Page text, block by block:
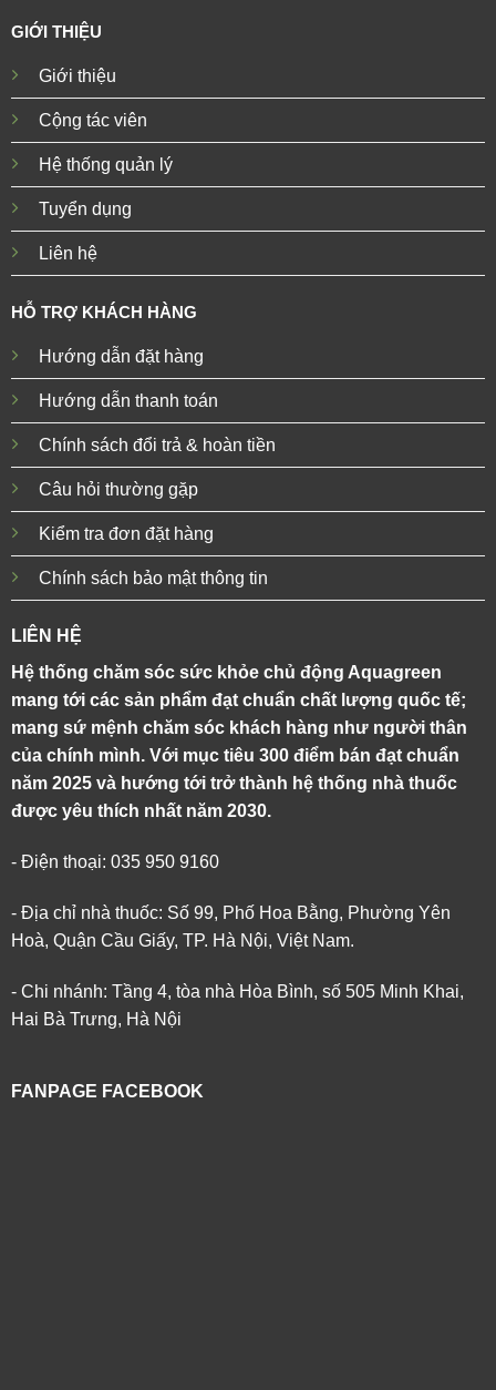
GIỚI THIỆU
Giới thiệu
Cộng tác viên
Hệ thống quản lý
Tuyển dụng
Liên hệ
HỖ TRỢ KHÁCH HÀNG
Hướng dẫn đặt hàng
Hướng dẫn thanh toán
Chính sách đổi trả & hoàn tiền
Câu hỏi thường gặp
Kiểm tra đơn đặt hàng
Chính sách bảo mật thông tin
LIÊN HỆ
Hệ thống chăm sóc sức khỏe chủ động Aquagreen
mang tới các sản phẩm đạt chuẩn chất lượng quốc tế;
mang sứ mệnh chăm sóc khách hàng như người thân
của chính mình. Với mục tiêu 300 điểm bán đạt chuẩn
năm 2025 và hướng tới trở thành hệ thống nhà thuốc
được yêu thích nhất năm 2030.
- Điện thoại: 035 950 9160
- Địa chỉ nhà thuốc: Số 99, Phố Hoa Bằng, Phường Yên
Hoà, Quận Cầu Giấy, TP. Hà Nội, Việt Nam.
- Chi nhánh: Tầng 4, tòa nhà Hòa Bình, số 505 Minh Khai,
Hai Bà Trưng, Hà Nội
FANPAGE FACEBOOK